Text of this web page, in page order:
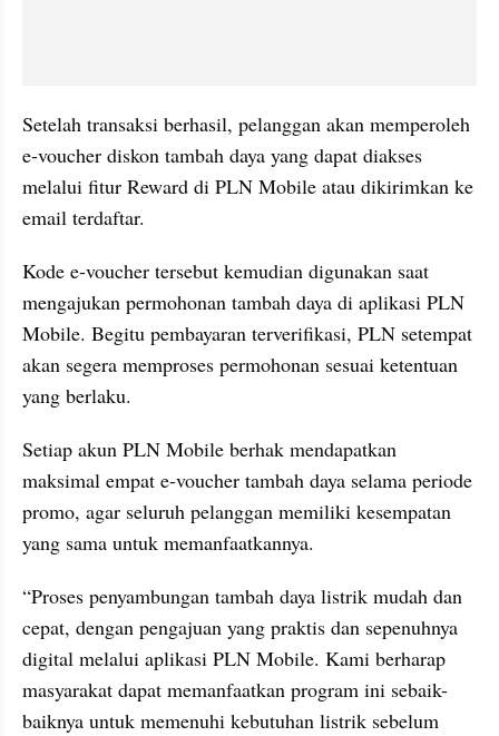
Setelah transaksi berhasil, pelanggan akan memperoleh
e-voucher diskon tambah daya yang dapat diakses
melalui fitur Reward di PLN Mobile atau dikirimkan ke
email terdaftar.
Kode e-voucher tersebut kemudian digunakan saat
mengajukan permohonan tambah daya di aplikasi PLN
Mobile. Begitu pembayaran terverifikasi, PLN setempat
akan segera memproses permohonan sesuai ketentuan
yang berlaku.
Setiap akun PLN Mobile berhak mendapatkan
maksimal empat e-voucher tambah daya selama periode
promo, agar seluruh pelanggan memiliki kesempatan
yang sama untuk memanfaatkannya.
“Proses penyambungan tambah daya listrik mudah dan
cepat, dengan pengajuan yang praktis dan sepenuhnya
digital melalui aplikasi PLN Mobile. Kami berharap
masyarakat dapat memanfaatkan program ini sebaik-
baiknya untuk memenuhi kebutuhan listrik sebelum